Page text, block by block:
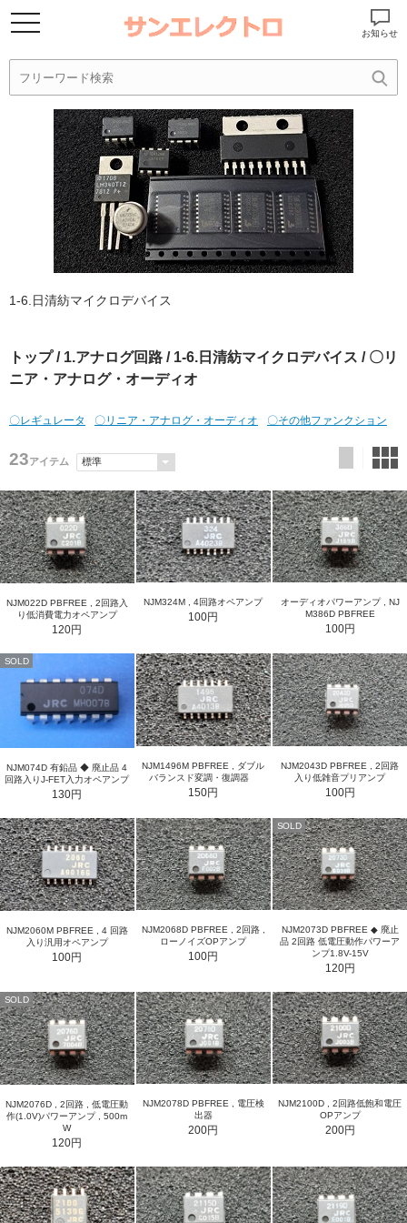
お知らせ
1-6.日清紡マイクロデバイス
トップ/ 1.アナログ回路 / 1-6.日清紡マイクロデバイス / 〇リ
ニア・アナログ・オーディオ
〇レギュレータ 〇リニア・アナログ・オーディオ 〇その他ファンクション
23アイテム
NJM022D PBFREE , 2回路入
り低消費電力オペアンプ
120円
NJM324M , 4回路オペアンプ
100円
オーディオパワーアンプ , NJ
M386D PBFREE
100円
SOLD
NJM074D 有鉛品 ◆ 廃止品 4
回路入りJ-FET入力オペアンプ
130円
NJM1496M PBFREE , ダブル
バランスド変調・復調器
150円
NJM2043D PBFREE , 2回路
入り低雑音プリアンプ
100円
NJM2060M PBFREE , 4 回路
入り汎用オペアンプ
100円
NJM2068D PBFREE , 2回路 ,
ローノイズOPアンプ
100円
SOLD
NJM2073D PBFREE ◆ 廃止
品 2回路 低電圧動作パワーア
ンプ1.8V-15V
120円
SOLD
NJM2076D , 2回路 , 低電圧動
作(1.0V)パワーアンプ , 500m
W
120円
NJM2078D PBFREE , 電圧検
出器
200円
NJM2100D , 2回路低飽和電圧
OPアンプ
200円